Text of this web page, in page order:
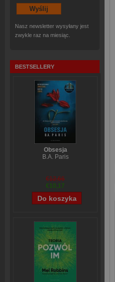
Nasz newsletter wysyłany jest
zwykle raz na miesiąc.
BESTSELLERY
Obsesja
B.A. Paris
€12,66
€10,17